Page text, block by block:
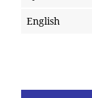
English